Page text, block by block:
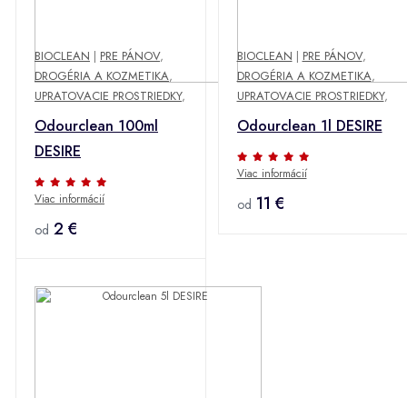
BIOCLEAN | PRE PÁNOV,
DROGÉRIA A KOZMETIKA,
UPRATOVACIE PROSTRIEDKY,
Odourclean 100ml
DESIRE
Viac informácií
od 2 €
BIOCLEAN | PRE PÁNOV,
DROGÉRIA A KOZMETIKA,
UPRATOVACIE PROSTRIEDKY,
Odourclean 1l DESIRE
Viac informácií
od 11 €